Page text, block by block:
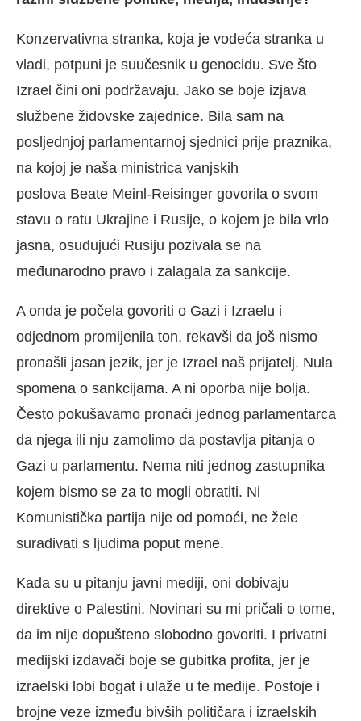
Konzervativna stranka, koja je vodeća stranka u
vladi, potpuni je suučesnik u genocidu. Sve što
Izrael čini oni podržavaju. Jako se boje izjava
službene židovske zajednice. Bila sam na
posljednjoj parlamentarnoj sjednici prije praznika,
na kojoj je naša ministrica vanjskih
poslova Beate Meinl-Reisinger govorila o svom
stavu o ratu Ukrajine i Rusije, o kojem je bila vrlo
jasna, osuđujući Rusiju pozivala se na
međunarodno pravo i zalagala za sankcije.
A onda je počela govoriti o Gazi i Izraelu i
odjednom promijenila ton, rekavši da još nismo
pronašli jasan jezik, jer je Izrael naš prijatelj. Nula
spomena o sankcijama. A ni oporba nije bolja.
Često pokušavamo pronaći jednog parlamentarca
da njega ili nju zamolimo da postavlja pitanja o
Gazi u parlamentu. Nema niti jednog zastupnika
kojem bismo se za to mogli obratiti. Ni
Komunistička partija nije od pomoći, ne žele
surađivati ​​s ljudima poput mene.
Kada su u pitanju javni mediji, oni dobivaju
direktive o Palestini. Novinari su mi pričali o tome,
da im nije dopušteno slobodno govoriti. I privatni
medijski izdavači boje se gubitka profita, jer je
izraelski lobi bogat i ulaže u te medije. Postoje i
brojne veze između bivših političara i izraelskih